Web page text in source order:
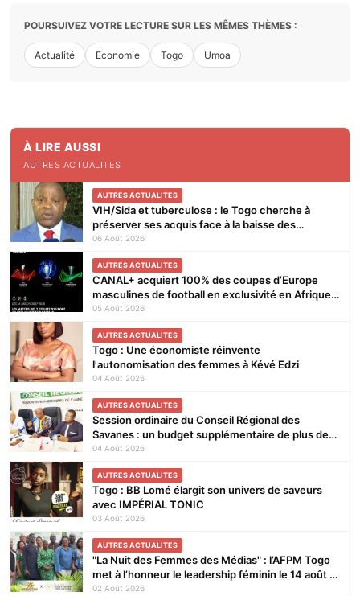
POURSUIVEZ VOTRE LECTURE SUR LES MÊMES THÈMES :
Actualité Economie Togo Umoa
À LIRE AUSSI
AUTRES ACTUALITES
AUTRES ACTUALITES
VIH/Sida et tuberculose : le Togo cherche à
préserver ses acquis face à la baisse des
financements
06 Août 2026
AUTRES ACTUALITES
CANAL+ acquiert 100% des coupes d’Europe
masculines de football en exclusivité en Afrique
subsaharienne pour 4 saisons jusqu’en 2031
05 Août 2026
AUTRES ACTUALITES
Togo : Une économiste réinvente
l'autonomisation des femmes à Kévé Edzi
04 Août 2026
AUTRES ACTUALITES
Session ordinaire du Conseil Régional des
Savanes : un budget supplémentaire de plus de
845 millions de F.CFA
04 Août 2026
AUTRES ACTUALITES
Togo : BB Lomé élargit son univers de saveurs
avec IMPÉRIAL TONIC
03 Août 2026
AUTRES ACTUALITES
"La Nuit des Femmes des Médias" : l’AFPM Togo
met à l’honneur le leadership féminin le 14 août à
Lomé
02 Août 2026